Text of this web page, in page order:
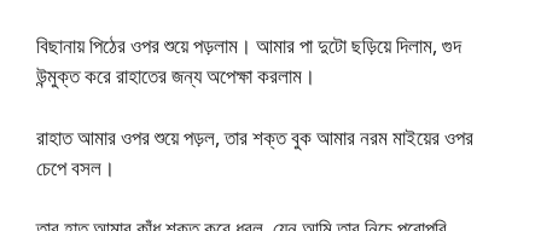
বিছানায় পিঠের ওপর শুয়ে পড়লাম। আমার পা দুটো ছড়িয়ে দিলাম, গুদ
উন্মুক্ত করে রাহাতের জন্য অপেক্ষা করলাম।
রাহাত আমার ওপর শুয়ে পড়ল, তার শক্ত বুক আমার নরম মাইয়ের ওপর
চেপে বসল।